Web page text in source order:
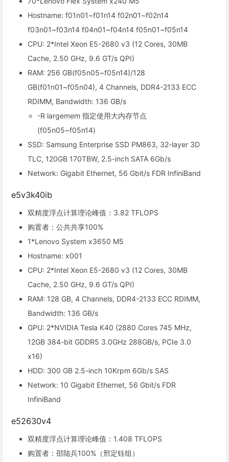
Hostname: f01n01~f01n14 f02n01~f02n14
f03n01~f03n14 f04n01~f04n14 f05n01~f05n14
CPU: 2*Intel Xeon E5-2680 v3 (12 Cores, 30MB
Cache, 2.50 GHz, 9.6 GT/s QPI)
RAM: 256 GB(f05n05~f05n14)/128
GB(f01n01~f05n04), 4 Channels, DDR4-2133 ECC
RDIMM, Bandwidth: 136 GB/s
-R largemem 指定使用大内存节点
(f05n05~f05n14)
SSD: Samsung Enterprise SSD PM863, 32-layer 3D
TLC, 120GB 170TBW, 2.5-inch SATA 6Gb/s
Network: Gigabit Ethernet, 56 Gbit/s FDR InfiniBand
e5v3k40ib
双精度浮点计算理论峰值：3.82 TFLOPS
购置者：公共共享100%
1*Lenovo System x3650 M5
Hostname: x001
CPU: 2*Intel Xeon E5-2680 v3 (12 Cores, 30MB
Cache, 2.50 GHz, 9.6 GT/s QPI)
RAM: 128 GB, 4 Channels, DDR4-2133 ECC RDIMM,
Bandwidth: 136 GB/s
GPU: 2*NVIDIA Tesla K40 (2880 Cores 745 MHz,
12GB 384-bit GDDR5 3.0GHz 288GB/s, PCIe 3.0
x16)
HDD: 300 GB 2.5-inch 10Krpm 6Gb/s SAS
Network: 10 Gigabit Ethernet, 56 Gbit/s FDR
InfiniBand
e52630v4
双精度浮点计算理论峰值：1.408 TFLOPS
购置者：邵陆兵100%（邢定钰组）